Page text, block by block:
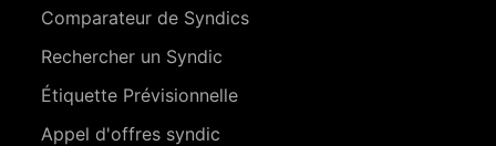
Comparateur de Syndics
Rechercher un Syndic
Étiquette Prévisionnelle
Appel d'offres syndic